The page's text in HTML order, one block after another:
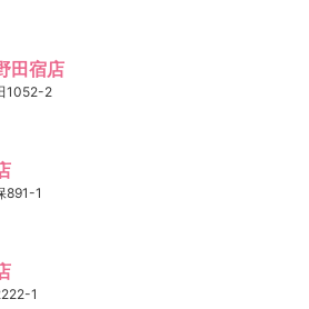
田宿店
1052-2
891-1
1